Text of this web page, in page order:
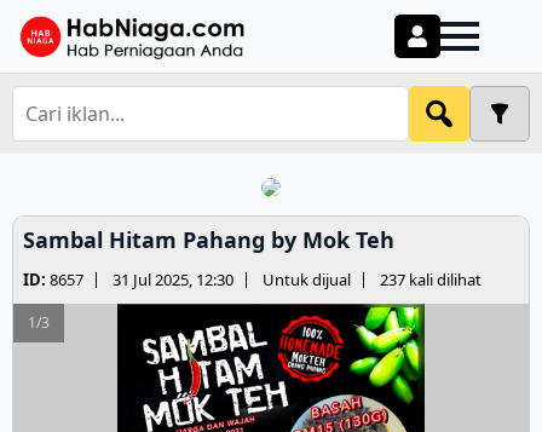
Sambal Hitam Pahang by Mok Teh
ID: 8657 31 Jul 2025, 12:30 Untuk dijual 237 kali dilihat
1/3